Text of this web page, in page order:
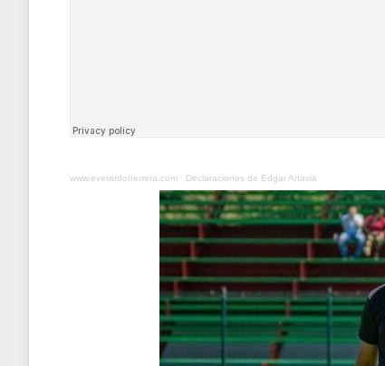
www.everardoherrera.com · Declaraciones de Edgar Artavia